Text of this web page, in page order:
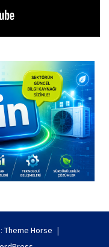
Theme Horse